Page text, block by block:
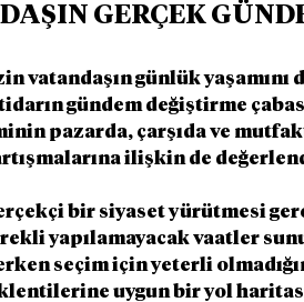
GERÇEK
vatandaşın günlük
gündem değiştirme
pazarda, çarşıda ve
ilişkin de
bir siyaset yürütmesi
yapılamayacak vaatler
seçim için yeterli
uygun bir yol